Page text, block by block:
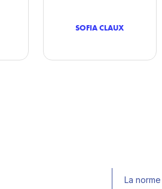
SOFIA CLAUX
La norme